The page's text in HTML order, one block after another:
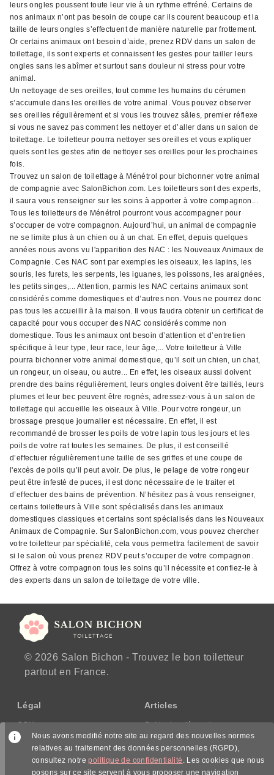
leurs ongles poussent toute leur vie à un rythme effréné. Certains de
nos animaux n’ont pas besoin de coupe car ils courent beaucoup et la
taille de leurs ongles s’effectuent de manière naturelle par frottement.
Or certains animaux ont besoin d’aide, prenez RDV dans un salon de
toilettage, ils sont experts et connaissent les gestes pour tailler leurs
ongles sans les abîmer et surtout sans douleur ni stress pour votre
animal.
Un nettoyage de ses oreilles, tout comme les humains du cérumen
s’accumule dans les oreilles de votre animal. Vous pouvez observer
ses oreilles régulièrement et si vous les trouvez sâles, premier réflexe
si vous ne savez pas comment les nettoyer et d’aller dans un salon de
toilettage. Le toiletteur pourra nettoyer ses oreilles et vous expliquer
quels sont les gestes afin de nettoyer ses oreilles pour les prochaines
fois.
Trouvez un salon de toilettage à Ménétrol pour bichonner votre animal
de compagnie avec SalonBichon.com. Les toiletteurs sont des experts,
il saura vous renseigner sur les soins à apporter à votre compagnon...
Tous les toiletteurs de Ménétrol pourront vous accompagner pour
s’occuper de votre compagnon. Aujourd’hui, un animal de compagnie
ne se limite plus à un chien ou à un chat. En effet, depuis quelques
années nous avons vu l'apparition des NAC : les Nouveaux Animaux de
Compagnie. Ces NAC sont par exemples les oiseaux, les lapins, les
souris, les furets, les serpents, les iguanes, les poissons, les araignées,
les petits singes,... Attention, parmis les NAC certains animaux sont
considérés comme domestiques et d’autres non. Vous ne pourrez donc
pas tous les accueillir à la maison. Il vous faudra obtenir un certificat de
capacité pour vous occuper des NAC considérés comme non
domestique. Tous les animaux ont besoin d’attention et d’entretien
spécifique à leur type, leur race, leur âge,... Votre toiletteur à Ville
pourra bichonner votre animal domestique, qu’il soit un chien, un chat,
un rongeur, un oiseau, ou autre... En effet, les oiseaux aussi doivent
prendre des bains régulièrement, leurs ongles doivent être taillés, leurs
plumes et leur bec peuvent être rognés, adressez-vous à un salon de
toilettage qui accueille les oiseaux à Ville. Pour votre rongeur, un
brossage presque journalier est nécessaire. En effet, il est
recommandé de brosser les poils de votre lapin tous les jours et les
poils de votre rat toutes les semaines. De plus, il est conseillé
d’effectuer régulièrement une taille de ses griffes et une coupe de
l'excès de poils qu’il peut avoir. De plus, le pelage de votre rongeur
peut être infesté de puces, il est donc nécessaire de le traiter et
d’effectuer des bains de prévention. N’hésitez pas à vous renseigner,
certains toiletteurs à Ville sont spécialisés dans les animaux
domestiques classiques et certains sont spécialisés dans les Nouveaux
Animaux de Compagnie. Sur SalonBichon.com, vous pouvez chercher
votre toiletteur par spécialité, cela vous permettra facilement de savoir
si le salon où vous prenez RDV peut s’occuper de votre compagnon.
Offrez à votre compagnon tous les soins qu’il nécessite et confiez-le à
des experts dans un salon de toilettage de votre ville.
© 2026 Salon Bichon - Trouvez le bon toiletteur
partout en France.
Légal
CGU
CGV/CPPS
Politique de confidentialité
Articles
Guide des démarches
Nous avons modifié notre site au regard des nouvelles normes
relatives au traitement des données personnelles (RGPD),
consultez notrepolitique de confidentialité . Les cookies que nous
posons sur ce site servent à vous proposer une navigation